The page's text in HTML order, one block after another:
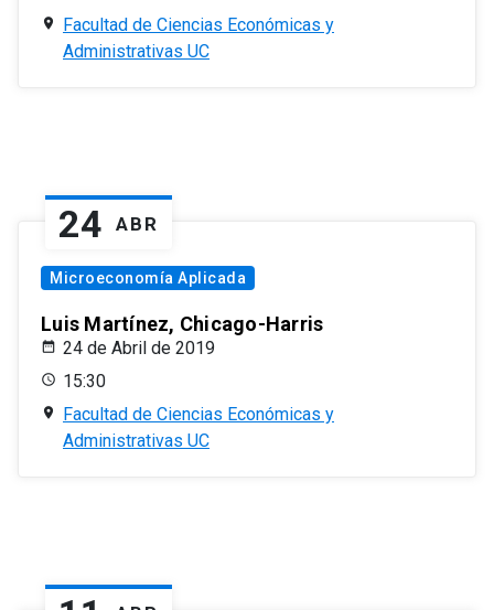
Facultad de Ciencias Económicas y
Administrativas UC
24 ABR
Microeconomía Aplicada
Luis Martínez, Chicago-Harris
24 de Abril de 2019
15:30
Facultad de Ciencias Económicas y
Administrativas UC